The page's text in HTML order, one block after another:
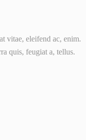
vitae, eleifend ac, enim.
quis, feugiat a, tellus.